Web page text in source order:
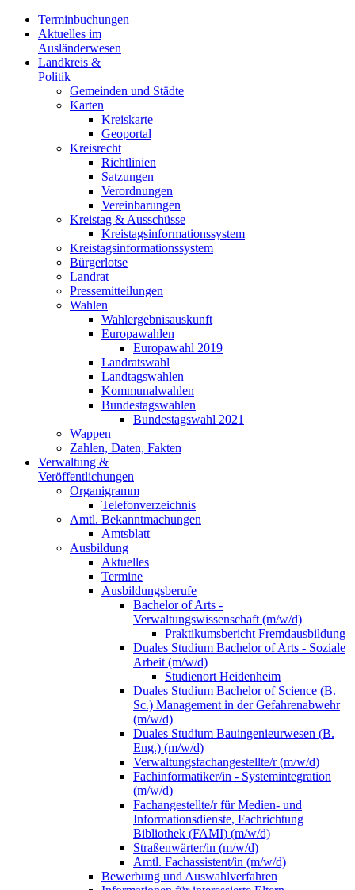
Terminbuchungen
Aktuelles im
Ausländerwesen
Landkreis &
Politik
Gemeinden und Städte
Karten
Kreiskarte
Geoportal
Kreisrecht
Richtlinien
Satzungen
Verordnungen
Vereinbarungen
Kreistag & Ausschüsse
Kreistagsinformationssystem
Kreistagsinformationssystem
Bürgerlotse
Landrat
Pressemitteilungen
Wahlen
Wahlergebnisauskunft
Europawahlen
Europawahl 2019
Landratswahl
Landtagswahlen
Kommunalwahlen
Bundestagswahlen
Bundestagswahl 2021
Wappen
Zahlen, Daten, Fakten
Verwaltung &
Veröffentlichungen
Organigramm
Telefonverzeichnis
Amtl. Bekanntmachungen
Amtsblatt
Ausbildung
Aktuelles
Termine
Ausbildungsberufe
Bachelor of Arts -
Verwaltungswissenschaft (m/w/d)
Praktikumsbericht Fremdausbildung
Duales Studium Bachelor of Arts - Soziale
Arbeit (m/w/d)
Studienort Heidenheim
Duales Studium Bachelor of Science (B.
Sc.) Management in der Gefahrenabwehr
(m/w/d)
Duales Studium Bauingenieurwesen (B.
Eng.) (m/w/d)
Verwaltungsfachangestellte/r (m/w/d)
Fachinformatiker/in - Systemintegration
(m/w/d)
Fachangestellte/r für Medien- und
Informationsdienste, Fachrichtung
Bibliothek (FAMI) (m/w/d)
Straßenwärter/in (m/w/d)
Amtl. Fachassistent/in (m/w/d)
Bewerbung und Auswahlverfahren